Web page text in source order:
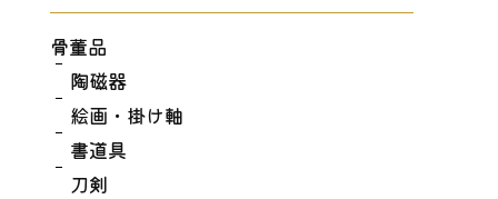
骨董品
陶磁器
絵画・掛け軸
書道具
刀剣